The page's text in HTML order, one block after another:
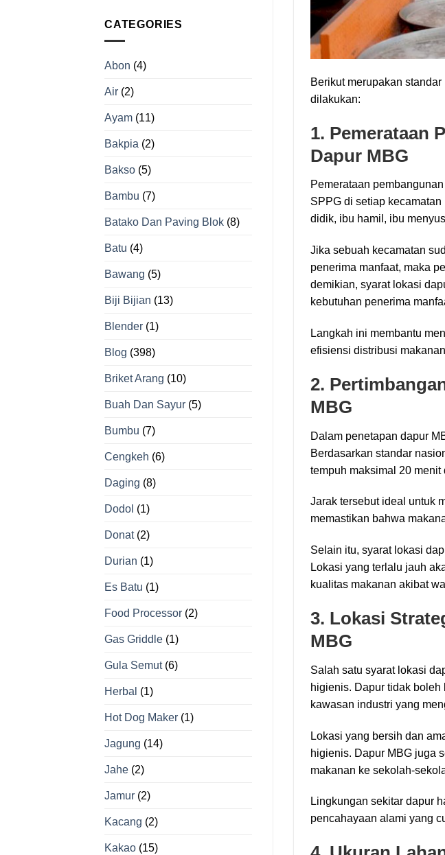
CATEGORIES
Abon (4)
Air (2)
Ayam (11)
Bakpia (2)
Bakso (5)
Bambu (7)
Batako Dan Paving Blok (8)
Batu (4)
Bawang (5)
Biji Bijian (13)
Blender (1)
Blog (398)
Briket Arang (10)
Buah Dan Sayur (5)
Bumbu (7)
Cengkeh (6)
Daging (8)
Dodol (1)
Donat(2)
Durian (1)
Es Batu (1)
Food Processor (2)
Gas Griddle (1)
Gula Semut(6)
Herbal (1)
Hot Dog Maker (1)
Jagung (14)
Jahe (2)
Jamur (2)
Kacang (2)
Kakao (15)
Berikut merupakan
dilakukan:
1. Pemerataan
Dapur MBG
Pemerataan
SPPG di setiap
didik, ibu hamil, ibu
Jika sebuah kecamatan
penerima manfaat, maka
demikian, syarat lokasi
kebutuhan penerima
Langkah ini membantu
efisiensi distribusi
2.
MBG
Dalam penetapan dapur
Berdasarkan standar
tempuh maksimal 20
Jarak tersebut ideal untuk
memastikan bahwa
Selain itu, syarat lokasi
Lokasi yang terlalu jauh
kualitas makanan akibat
3. Lokasi
MBG
Salah satu syarat lokasi
higienis. Dapur tidak
kawasan industri yang
Lokasi yang bersih dan
higienis. Dapur MBG juga
makanan ke sekolah-
Lingkungan sekitar dapur
pencahayaan alami yang